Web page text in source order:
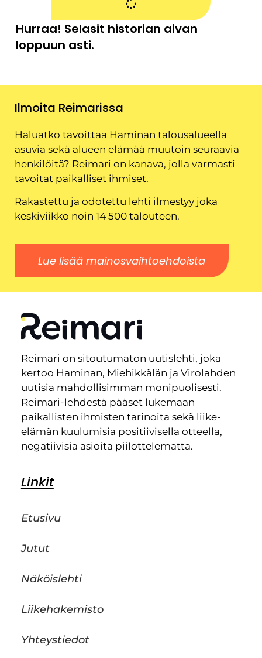
Hurraa! Selasit historian aivan
loppuun asti.
Ilmoita Reimarissa
Haluatko tavoittaa Haminan talousalueella
asuvia sekä alueen elämää muutoin seuraavia
henkilöitä? Reimari on kanava, jolla varmasti
tavoitat paikalliset ihmiset.
Rakastettu ja odotettu lehti ilmestyy joka
keskiviikko noin 14 500 talouteen.
Lue lisää mainosvaihtoehdoista
Reimari on sitoutumaton uutislehti, joka
kertoo Haminan, Miehikkälän ja Virolahden
uutisia mahdollisimman monipuolisesti.
Reimari-lehdestä pääset lukemaan
paikallisten ihmisten tarinoita sekä liike-
elämän kuulumisia positiivisella otteella,
negatiivisia asioita piilottelematta.
Linkit
Etusivu
Jutut
Näköislehti
Liikehakemisto
Yhteystiedot